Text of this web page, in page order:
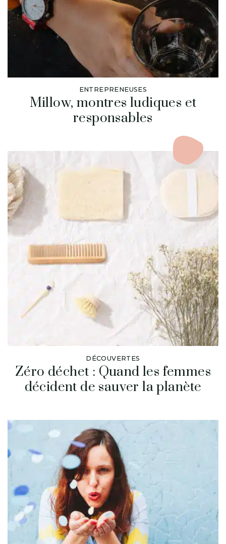
ENTREPRENEUSES
Millow, montres ludiques et
responsables
DÉCOUVERTES
Zéro déchet : Quand les femmes
décident de sauver la planète